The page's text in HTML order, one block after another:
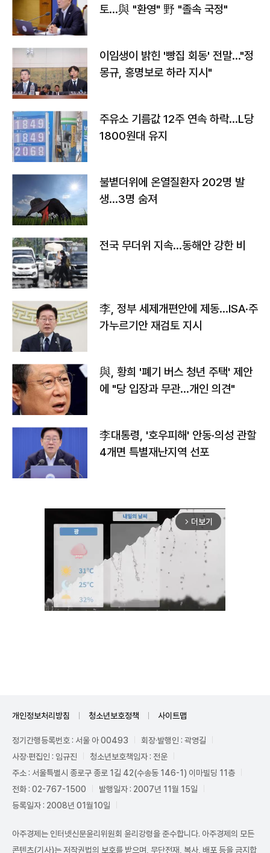
토…與 "환영" 野 "졸속 국정"
이임생이 밝힌 '빵집 회동' 전말…"정
몽규, 홍명보로 하라 지시"
주유소 기름값 12주 연속 하락…L당
1800원대 유지
불볕더위에 온열질환자 202명 발
생…3명 숨져
전국 무더위 지속…동해안 강한 비
李, 정부 세제개편안에 제동…ISA·주
가누르기안 재검토 지시
與, 황희 '폐기 버스 청년 주택' 제안
에 "당 입장과 무관…개인 의견"
李대통령, '호우피해' 안동·의성 관할
4개면 특별재난지역 선포
arrow_forward_ios 더보기
개인정보처리방침 청소년보호정책 사이트맵
정기간행등록번호 : 서울 아 00493
회장·발행인 : 곽영길
사장·편집인 : 임규진
청소년보호책임자 : 전운
주소 : 서울특별시 종로구 종로 1길 42(수송동 146-1) 이마빌딩 11층
전화 : 02-767-1500
발행일자 : 2007년 11월 15일
등록일자 : 2008년 01월10일
아주경제는 인터넷신문윤리위원회 윤리강령을 준수합니다. 아주경제의 모든
콘텐츠(기사)는 저작권법의 보호를 받으며, 무단전재, 복사, 배포 등을 금지합